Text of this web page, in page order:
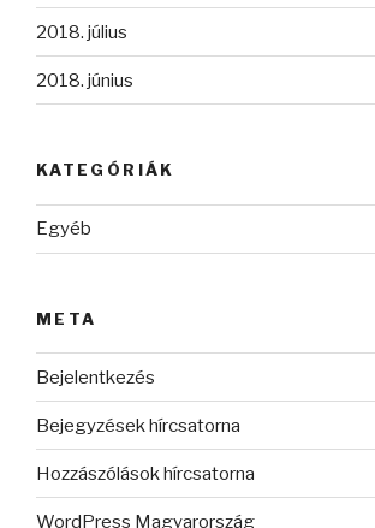
2018. július
2018. június
KATEGÓRIÁK
Egyéb
META
Bejelentkezés
Bejegyzések hírcsatorna
Hozzászólások hírcsatorna
WordPress Magyarország